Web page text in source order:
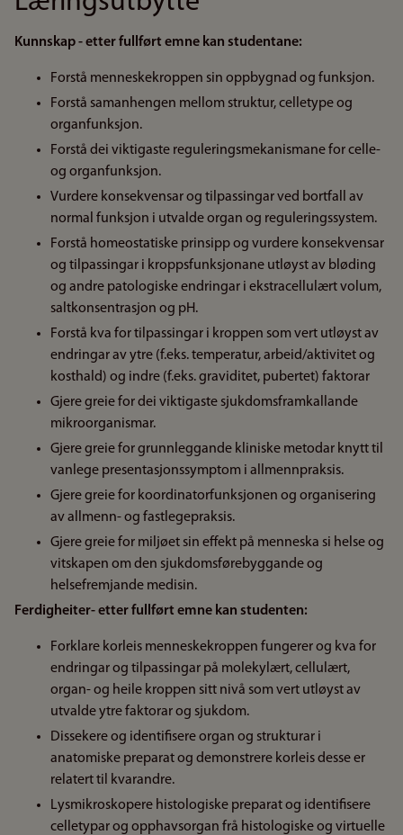
Kunnskap - etter fullført emne kan studentane:
Forstå menneskekroppen sin oppbygnad og funksjon.
Forstå samanhengen mellom struktur, celletype og
organfunksjon.
Forstå dei viktigaste reguleringsmekanismane for celle-
og organfunksjon.
Vurdere konsekvensar og tilpassingar ved bortfall av
normal funksjon i utvalde organ og reguleringssystem.
Forstå homeostatiske prinsipp og vurdere konsekvensar
og tilpassingar i kroppsfunksjonane utløyst av bløding
og andre patologiske endringar i ekstracellulært volum,
saltkonsentrasjon og pH.
Forstå kva for tilpassingar i kroppen som vert utløyst av
endringar av ytre (f.eks. temperatur, arbeid/aktivitet og
kosthald) og indre (f.eks. graviditet, pubertet) faktorar
Gjere greie for dei viktigaste sjukdomsframkallande
mikroorganismar.
Gjere greie for grunnleggande kliniske metodar knytt til
vanlege presentasjonssymptom i allmennpraksis.
Gjere greie for koordinatorfunksjonen og organisering
av allmenn- og fastlegepraksis.
Gjere greie for miljøet sin effekt på menneska si helse og
vitskapen om den sjukdomsførebyggande og
helsefremjande medisin.
Ferdigheiter- etter fullført emne kan studenten:
Forklare korleis menneskekroppen fungerer og kva for
endringar og tilpassingar på molekylært, cellulært,
organ- og heile kroppen sitt nivå som vert utløyst av
utvalde ytre faktorar og sjukdom.
Dissekere og identifisere organ og strukturar i
anatomiske preparat og demonstrere korleis desse er
relatert til kvarandre.
Lysmikroskopere histologiske preparat og identifisere
celletypar og opphavsorgan frå histologiske og virtuelle